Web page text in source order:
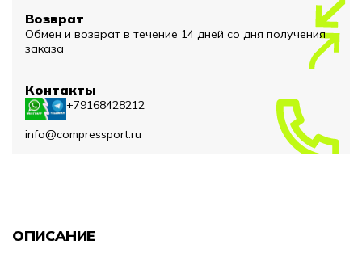
Возврат
Обмен и возврат в течение 14 дней со дня получения
заказа
Контакты
+79168428212
info@compressport.ru
ОПИСАНИЕ